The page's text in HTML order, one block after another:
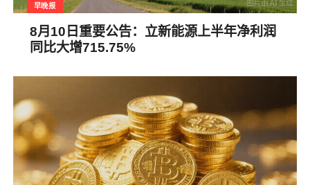
早晚报
8月10日重要公告：立新能源上半年净利润
同比大增715.75%